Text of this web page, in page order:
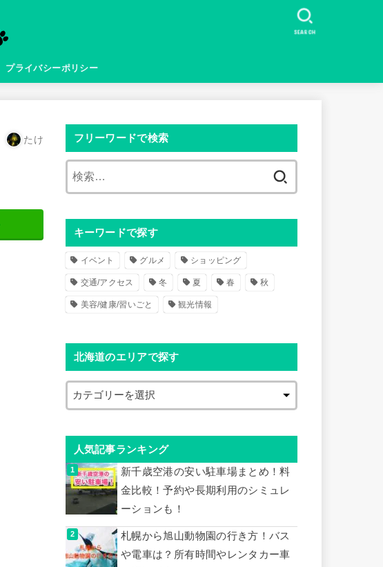
プライバシーポリシー
SEARCH
たけ フリーワードで検索
キーワードで探す
イベント グルメ ショッピング
交通/アクセス 冬 夏 春 秋
美容/健康/習いごと 観光情報
北海道のエリアで探す
人気記事ランキング
新千歳空港の安い駐車場まとめ！料
金比較！予約や長期利用のシミュレ
ーションも！
札幌から旭山動物園の行き方！バス
や電車は？所有時間やレンタカー車